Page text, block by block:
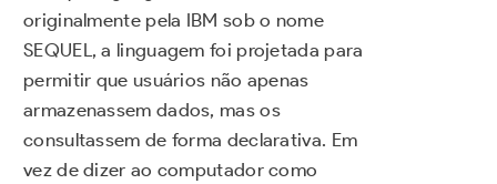
originalmente pela IBM sob o nome
SEQUEL, a linguagem foi projetada para
permitir que usuários não apenas
armazenassem dados, mas os
consultassem de forma declarativa. Em
vez de dizer ao computador como